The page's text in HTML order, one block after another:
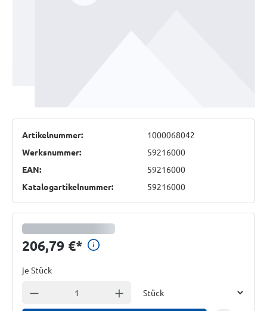
Artikelnummer:
1000068042
Werksnummer:
59216000
EAN:
59216000
Katalogartikelnummer:
59216000
206,79 €* Preisinformationen
je Stück
Anzahl verringern Anzahl erhöhen